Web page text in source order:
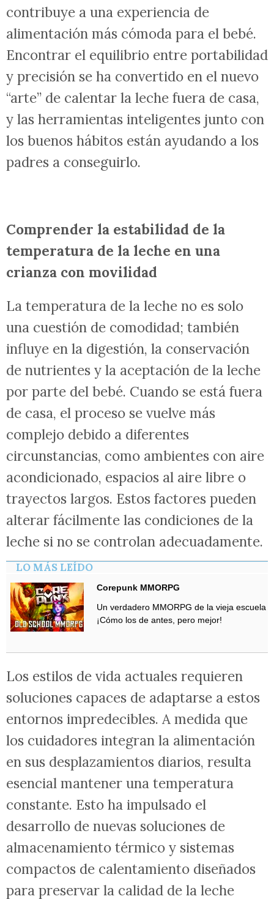
contribuye a una experiencia de
alimentación más cómoda para el bebé.
Encontrar el equilibrio entre portabilidad
y precisión se ha convertido en el nuevo
“arte” de calentar la leche fuera de casa,
y las herramientas inteligentes junto con
los buenos hábitos están ayudando a los
padres a conseguirlo.
Comprender la estabilidad de la
temperatura de la leche en una
crianza con movilidad
La temperatura de la leche no es solo
una cuestión de comodidad; también
influye en la digestión, la conservación
de nutrientes y la aceptación de la leche
por parte del bebé. Cuando se está fuera
de casa, el proceso se vuelve más
complejo debido a diferentes
circunstancias, como ambientes con aire
acondicionado, espacios al aire libre o
trayectos largos. Estos factores pueden
alterar fácilmente las condiciones de la
leche si no se controlan adecuadamente.
LO MÁS LEÍDO
Corepunk MMORPG
Un verdadero MMORPG de la vieja escuela
¡Cómo los de antes, pero mejor!
Los estilos de vida actuales requieren
soluciones capaces de adaptarse a estos
entornos impredecibles. A medida que
los cuidadores integran la alimentación
en sus desplazamientos diarios, resulta
esencial mantener una temperatura
constante. Esto ha impulsado el
desarrollo de nuevas soluciones de
almacenamiento térmico y sistemas
compactos de calentamiento diseñados
para preservar la calidad de la leche